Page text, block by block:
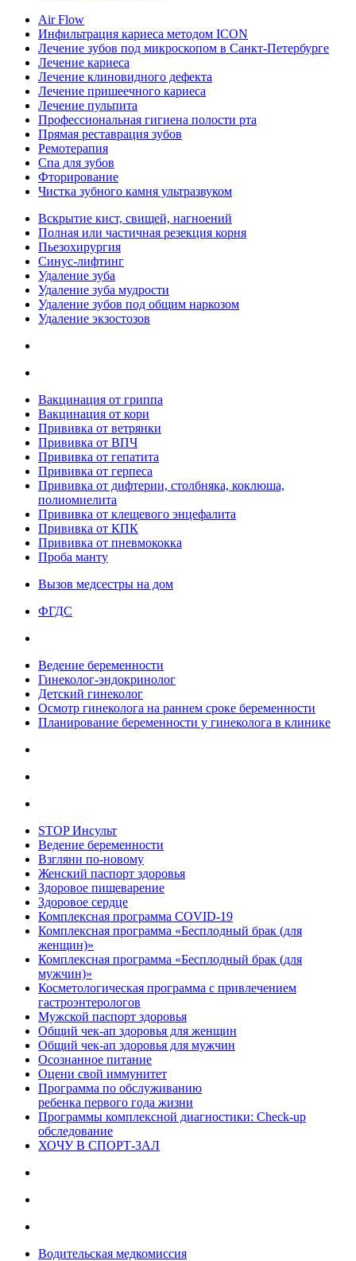
Air Flow
Инфильтрация кариеса методом ICON
Лечение зубов под микроскопом в Санкт-Петербурге
Лечение кариеса
Лечение клиновидного дефекта
Лечение пришеечного кариеса
Лечение пульпита
Профессиональная гигиена полости рта
Прямая реставрация зубов
Ремотерапия
Спа для зубов
Фторирование
Чистка зубного камня ультразвуком
Вскрытие кист, свищей, нагноений
Полная или частичная резекция корня
Пьезохирургия
Синус-лифтинг
Удаление зуба
Удаление зуба мудрости
Удаление зубов под общим наркозом
Удаление экзостозов
Вакцинация от гриппа
Вакцинация от кори
Прививка от ветрянки
Прививка от ВПЧ
Прививка от гепатита
Прививка от герпеса
Прививка от дифтерии, столбняка, коклюша,
полиомиелита
Прививка от клещевого энцефалита
Прививка от КПК
Прививка от пневмококка
Проба манту
Вызов медсестры на дом
ФГДС
Ведение беременности
Гинеколог-эндокринолог
Детский гинеколог
Осмотр гинеколога на раннем сроке беременности
Планирование беременности у гинеколога в клинике
STOP Инсульт
Ведение беременности
Взгляни по-новому
Женский паспорт здоровья
Здоровое пищеварение
Здоровое сердце
Комплексная программа COVID-19
Комплексная программа «Бесплодный брак (для
женщин)»
Комплексная программа «Бесплодный брак (для
мужчин)»
Косметологическая программа с привлечением
гастроэнтерологов
Мужской паспорт здоровья
Общий чек-ап здоровья для женщин
Общий чек-ап здоровья для мужчин
Осознанное питание
Оцени свой иммунитет
Программа по обслуживанию
ребенка первого года жизни
Программы комплексной диагностики: Check-up
обследование
ХОЧУ В CПОРТ-ЗАЛ
Водительская медкомиссия